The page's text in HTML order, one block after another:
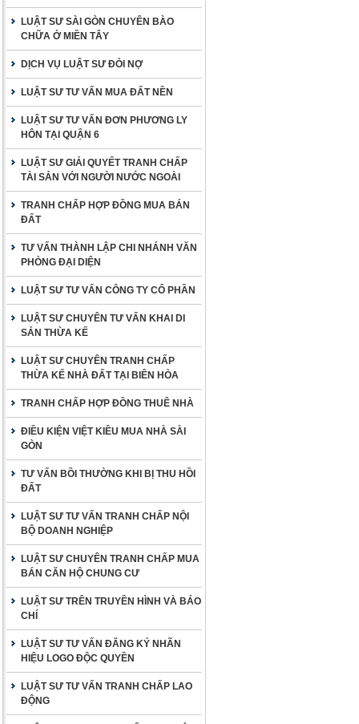
LUẬT SƯ SÀI GÒN CHUYÊN BÀO
CHỮA Ở MIỀN TÂY
DỊCH VỤ LUẬT SƯ ĐÒI NỢ
LUẬT SƯ TƯ VẤN MUA ĐẤT NỀN
LUẬT SƯ TƯ VẤN ĐƠN PHƯƠNG LY
HÔN TẠI QUẬN 6
LUẬT SƯ GIẢI QUYẾT TRANH CHẤP
TÀI SẢN VỚI NGƯỜI NƯỚC NGOÀI
TRANH CHẤP HỢP ĐỒNG MUA BÁN
ĐẤT
TƯ VẤN THÀNH LẬP CHI NHÁNH VĂN
PHÒNG ĐẠI DIỆN
LUẬT SƯ TƯ VẤN CÔNG TY CỔ PHẦN
LUẬT SƯ CHUYÊN TƯ VẤN KHAI DI
SẢN THỪA KẾ
LUẬT SƯ CHUYÊN TRANH CHẤP
THỪA KẾ NHÀ ĐẤT TẠI BIÊN HÒA
TRANH CHẤP HỢP ĐỒNG THUÊ NHÀ
ĐIỀU KIỆN VIỆT KIỀU MUA NHÀ SÀI
GÒN
TƯ VẤN BỒI THƯỜNG KHI BỊ THU HỒI
ĐẤT
LUẬT SƯ TƯ VẤN TRANH CHẤP NỘI
BỘ DOANH NGHIỆP
LUẬT SƯ CHUYÊN TRANH CHẤP MUA
BÁN CĂN HỘ CHUNG CƯ
LUẬT SƯ TRÊN TRUYỀN HÌNH VÀ BÁO
CHÍ
LUẬT SƯ TƯ VẤN ĐĂNG KÝ NHÃN
HIỆU LOGO ĐỘC QUYỀN
LUẬT SƯ TƯ VẤN TRANH CHẤP LAO
ĐỘNG